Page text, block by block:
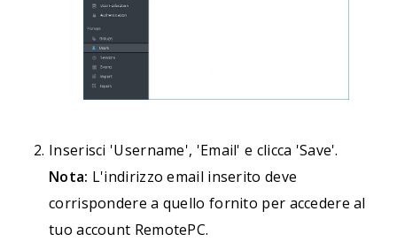
Inserisci 'Username', 'Email' e clicca 'Save'.
Nota: L'indirizzo email inserito deve
corrispondere a quello fornito per accedere al
tuo account RemotePC.